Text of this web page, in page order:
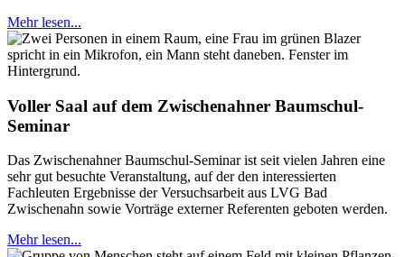
Mehr lesen...
Voller Saal auf dem Zwischenahner Baumschul-
Seminar
Das Zwischenahner Baumschul-Seminar ist seit vielen Jahren eine
sehr gut besuchte Veranstaltung, auf der den interessierten
Fachleuten Ergebnisse der Versuchsarbeit aus LVG Bad
Zwischenahn sowie Vorträge externer Referenten geboten werden.
Mehr lesen...